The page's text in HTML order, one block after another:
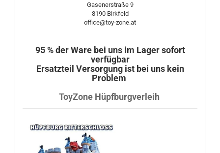
Gasenerstraße 9
8190 Birkfeld
office@toy-zone.at
95 % der Ware bei uns im Lager sofort
verfügbar
Ersatzteil Versorgung ist bei uns kein
Problem
ToyZone Hüpfburgverleih